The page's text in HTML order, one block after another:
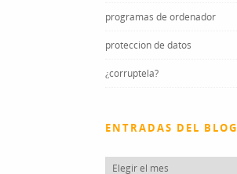
programas de ordenador
proteccion de datos
¿corruptela?
ENTRADAS DEL BLOG
Entradas